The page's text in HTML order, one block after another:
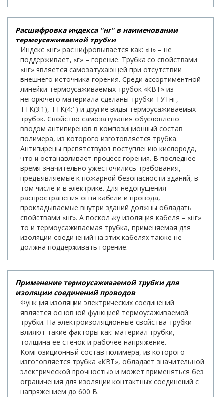
Расшифровка индекса "нг" в наименовании
термоусаживаемой трубки
Индекс «нг» расшифровывается как: «н» – не
поддерживает, «г» – горение. Трубка со свойствами
«нг» является самозатухающей при отсутствии
внешнего источника горения. Среди ассортиментной
линейки термоусаживаемых трубок «КВТ» из
негорючего материала сделаны трубки ТУТнг,
ТТК(3:1), ТТК(4:1) и другие виды термоусаживаемых
трубок. Свойство самозатухания обусловлено
вводом антипиренов в композиционный состав
полимера, из которого изготовляется трубка.
Антипирены препятствуют поступлению кислорода,
что и останавливает процесс горения. В последнее
время значительно ужесточились требования,
предъявляемые к пожарной безопасности зданий, в
том числе и в электрике. Для недопущения
распространения огня кабели и провода,
прокладываемые внутри зданий должны обладать
свойствами «нг». А поскольку изоляция кабеля – «нг»
то и термоусаживаемая трубка, применяемая для
изоляции соединений на этих кабелях также не
должна поддерживать горение.
Применение термоусаживаемой трубки для
изоляции соединений проводов
Функция изоляции электрических соединений
является основной функцией термоусаживаемой
трубки. На электроизоляционные свойства трубки
влияют такие факторы как: материал трубки,
толщина ее стенок и рабочее напряжение.
Композиционный состав полимера, из которого
изготовляется трубка «КВТ», обладает значительной
электрической прочностью и может применяться без
ограничения для изоляции контактных соединений с
напряжением до 600 В.